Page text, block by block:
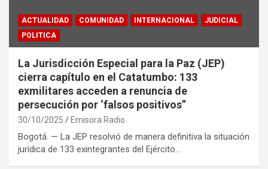
ACTUALIDAD COMUNIDAD INTERNACIONAL
JUDICIAL
POLITICA
La Jurisdicción Especial para la Paz (JEP)
cierra capítulo en el Catatumbo: 133
exmilitares acceden a renuncia de
persecución por ‘falsos positivos”
30/10/2025 Emisora Radio
Bogotá. — La JEP resolvió de manera definitiva la situación
jurídica de 133 exintegrantes del Ejército…